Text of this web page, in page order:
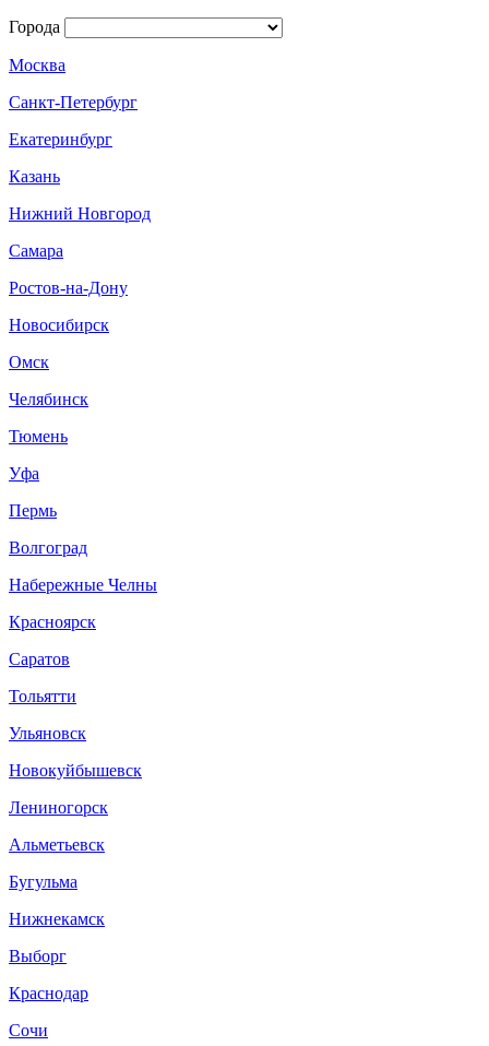
Города
Москва
Санкт-Петербург
Екатеринбург
Казань
Нижний Новгород
Самара
Ростов-на-Дону
Новосибирск
Омск
Челябинск
Тюмень
Уфа
Пермь
Волгоград
Набережные Челны
Красноярск
Саратов
Тольятти
Ульяновск
Новокуйбышевск
Лениногорск
Альметьевск
Бугульма
Нижнекамск
Выборг
Краснодар
Сочи